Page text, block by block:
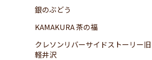
銀のぶどう
KAMAKURA 茶の福
クレソンリバーサイドストーリー旧
軽井沢